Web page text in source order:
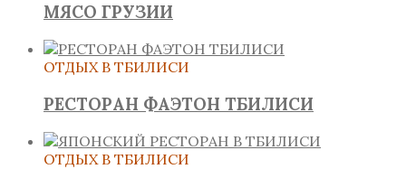
МЯСО ГРУЗИИ
ОТДЫХ В ТБИЛИСИ
РЕСТОРАН ФАЭТОН ТБИЛИСИ
ОТДЫХ В ТБИЛИСИ